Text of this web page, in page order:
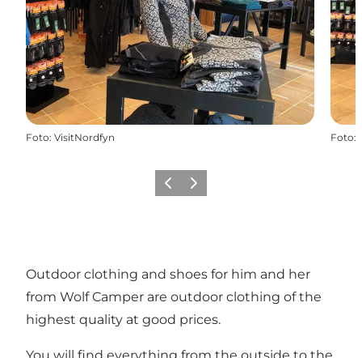
Foto: VisitNordfyn Foto:
Precedente
Avanti
Outdoor clothing and shoes for him and her
from Wolf Camper are outdoor clothing of the
highest quality at good prices.